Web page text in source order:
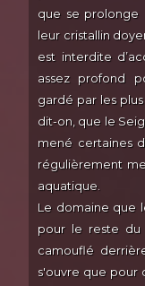
que se prolonge
leur cristallin
est interdite
assez profond
gardé par les plus
dit-on, que le
mené certaines
régulièrement
aquatique.
Le domaine que
pour le reste du
camouflé
s'ouvre que pour